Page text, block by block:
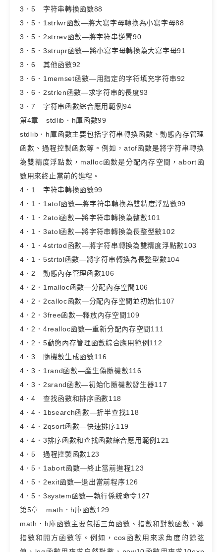
3．5 字符串轉換函數88
3．5．1strlwr函數—將大寫字母轉換為小寫字母88
3．5．2strrev函數—將字符串逆置90
3．5．3strupr函數—將小寫字母轉換為大寫字母91
3．6 其他函數92
3．6．1memset函數—用指定的字符填充字符串92
3．6．2strlen函數—求字符串的長度93
3．7 字符串函數綜合應用範例94
第4章 stdlib．h庫函數99
stdlib．h庫函數主要包括字符串轉換函數、動態內存管理
函數、過程控製函數等。例如，atof函數是將字符串轉換
為雙精度浮點數，malloc函數是分配內存空間，abort函
數用來終止當前的進程。
4．1 字符串轉換函數99
4．1．1atof函數—將字符串轉換為雙精度浮點數99
4．1．2atoi函數—將字符串轉換為整數101
4．1．3atol函數—將字符串轉換為長整型數102
4．1．4strtod函數—將字符串轉換為雙精度浮點數103
4．1．5strtol函數—將字符串轉換為長整型數104
4．2 動態內存管理函數106
4．2．1malloc函數—分配內存空間106
4．2．2calloc函數—分配內存空間並初始化107
4．2．3free函數—釋放內存空間109
4．2．4realloc函數—重新分配內存空間111
4．2．5動態內存管理函數綜合應用範例112
4．3 隨機數生成函數116
4．3．1rand函數—產生偽隨機數116
4．3．2srand函數—初始化隨機數發生器117
4．4 查找函數和排序函數118
4．4．1bsearch函數—折半查找118
4．4．2qsort函數—快速排序119
4．4．3排序函數和查找函數綜合應用範例121
4．5 過程控製函數123
4．5．1abort函數—終止當前進程123
4．5．2exit函數—退出當前程序126
4．5．3system函數—執行係統命令127
第5章 math．h庫函數129
math．h庫函數主要包括三角函數、指數和對數函數、冪
指數和開方函數等。例如，cos函數用來求角度的餘弦